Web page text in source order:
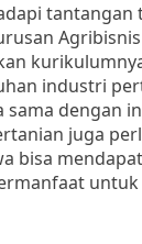
tantangan
industri
sama dengan
juga
bisa